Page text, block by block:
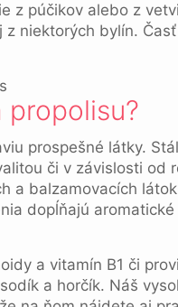
z púčikov alebo z
niektorých bylín. Časť
prospešné látky.
či v závislosti od
a balzamovacích
dopĺňajú
a vitamín B1 či
a horčík. Náš